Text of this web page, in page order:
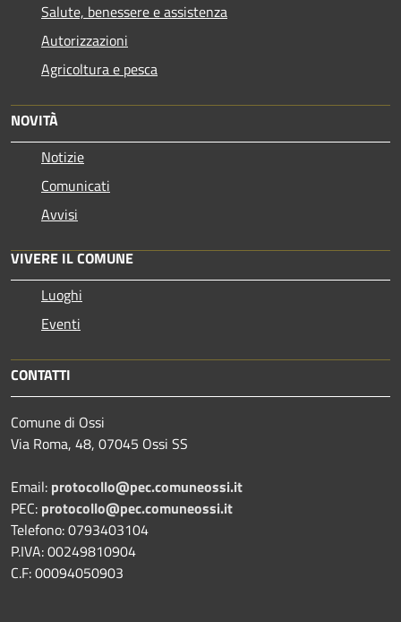
Salute, benessere e assistenza
Autorizzazioni
Agricoltura e pesca
NOVITÀ
Notizie
Comunicati
Avvisi
VIVERE IL COMUNE
Luoghi
Eventi
CONTATTI
Comune di Ossi
Via Roma, 48, 07045 Ossi SS
Email: protocollo@pec.comuneossi.it
PEC: protocollo@pec.comuneossi.it
Telefono: 0793403104
P.IVA: 00249810904
C.F: 00094050903